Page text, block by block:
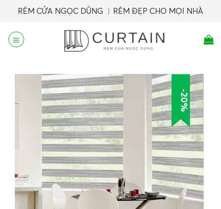
content
RÈM CỬA NGỌC DŨNG ︱RÈM ĐẸP CHO MỌI NHÀ
-20%